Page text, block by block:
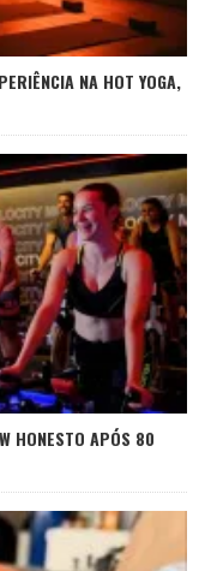
NA HOT YOGA,
HONESTO APÓS 80